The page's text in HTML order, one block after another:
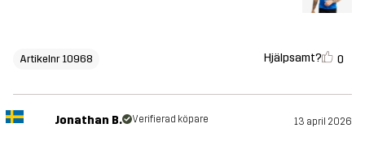
Artikelnr 10968 Hjälpsamt? 0
Jonathan B. Verifierad köpare 13 april 2026